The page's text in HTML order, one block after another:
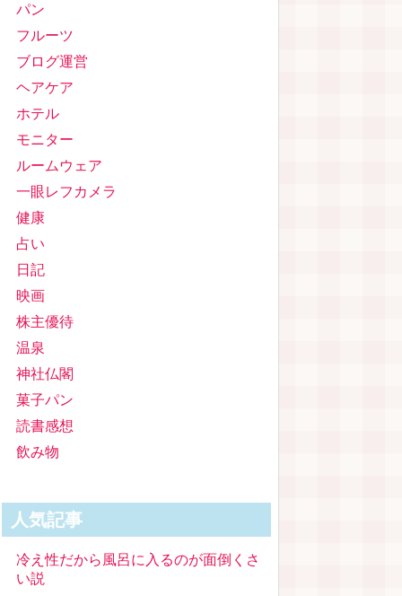
パン
フルーツ
ブログ運営
ヘアケア
ホテル
モニター
ルームウェア
一眼レフカメラ
健康
占い
日記
映画
株主優待
温泉
神社仏閣
菓子パン
読書感想
飲み物
人気記事
冷え性だから風呂に入るのが面倒くさ
い説